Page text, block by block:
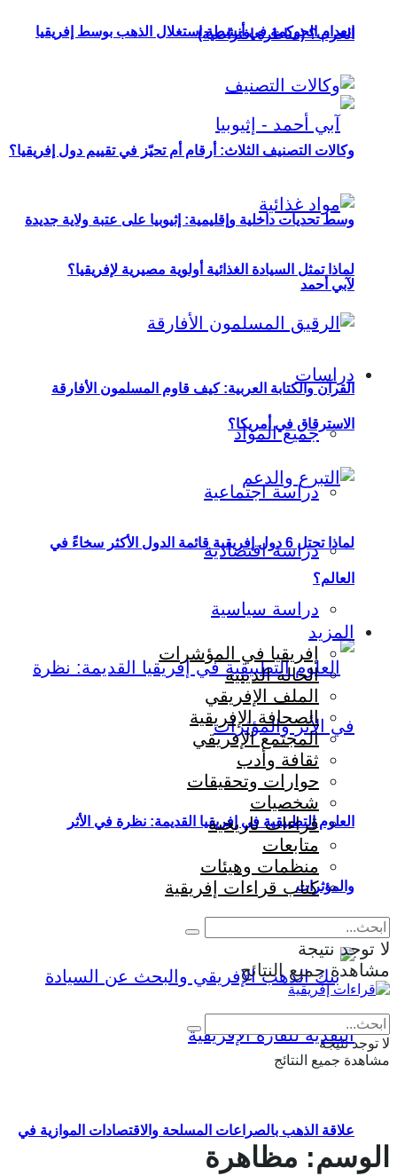
الحرب؟ (مناظرة افتراضية)
وسط تحديات داخلية وإقليمية: إثيوبيا على عتبة ولاية جديدة
لآبي أحمد
دراسات
جميع المواد
دراسة اجتماعية
دراسة اقتصادية
دراسة سياسية
العلوم التطبيقية في إفريقيا القديمة: نظرة في الأثر
والمؤثرات
علاقة الذهب بالصراعات المسلحة والاقتصادات الموازية في
انعدام الحوكمة في أنشطة استغلال الذهب بوسط إفريقيا
وكالات التصنيف الثلاث: أرقام أم تحيّز في تقييم دول إفريقيا؟
لماذا تمثل السيادة الغذائية أولوية مصيرية لإفريقيا؟
القرآن والكتابة العربية: كيف قاوم المسلمون الأفارقة
الاسترقاق في أمريكا؟
لماذا تحتل 6 دول إفريقية قائمة الدول الأكثر سخاءً في
العالم؟
المزيد
إفريقيا في المؤشرات
الحالة الدينية
الملف الإفريقي
الصحافة الإفريقية
المجتمع الإفريقي
ثقافة وأدب
حوارات وتحقيقات
شخصيات
قراءات تاريخية
متابعات
منظمات وهيئات
كتاب قراءات إفريقية
لا توجد نتيجة
مشاهدة جميع النتائج
لا توجد نتيجة
مشاهدة جميع النتائج
الوسم: مظاهرة